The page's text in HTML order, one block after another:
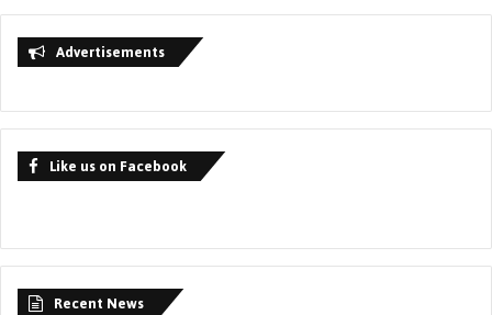
Advertisements
Like us on Facebook
Recent News